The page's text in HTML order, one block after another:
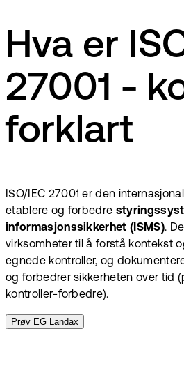
Hva er
27001 -
forklart
ISO/IEC 27001 er den
etablere og forbedre
informasjonssikkerhet (ISMS).
virksomheter til å forstå kontekst
egnede kontroller, og
og forbedrer sikkerheten over tid
kontroller-forbedre).
Prøv EG Landax